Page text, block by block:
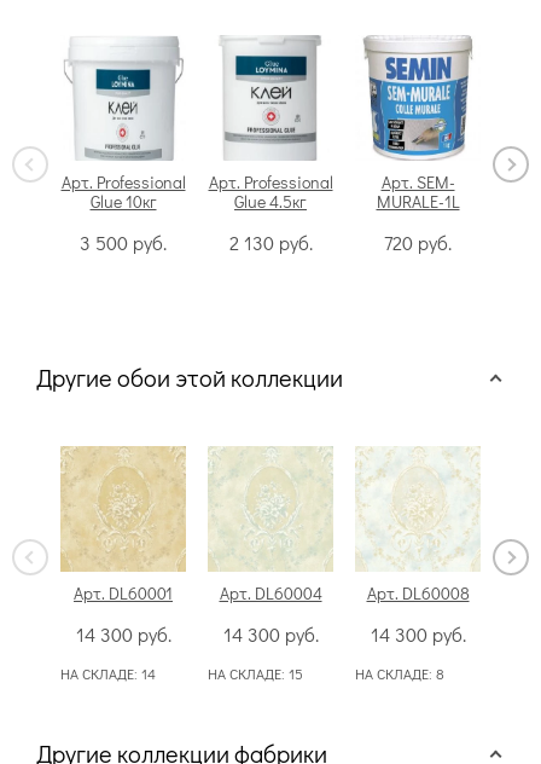
Арт. Professional
Glue 10кг
3 500 руб.
Арт. Professional
Glue 4.5кг
2 130 руб.
Арт. SEM-
MURALE-1L
720 руб.
Другие обои этой коллекции
Арт. DL60001
14 300 руб.
НА СКЛАДЕ: 14
Арт. DL60004
14 300 руб.
НА СКЛАДЕ: 15
Арт. DL60008
14 300 руб.
НА СКЛАДЕ: 8
Другие коллекции фабрики